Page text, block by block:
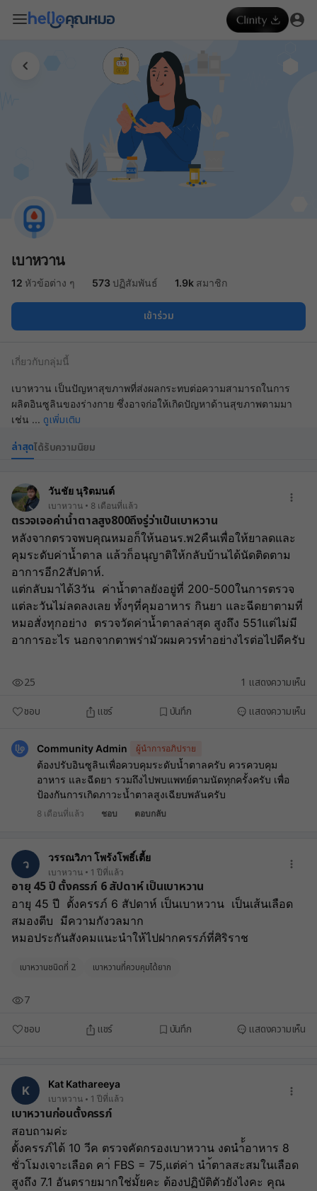
เบาหวาน
12 หัวข้อต่าง ๆ 573 ปฏิสัมพันธ์ 1.9k สมาชิก
เข้าร่วม
ล่าสุดได้รับความนิยม
วันชัย นุริตมนต์
เบาหวาน 8 เดือนที่แล้ว
ตรวจเจอค่าน้ำตาลสูง800ถึงรู่ว่าเป๋นเบาหวาน
หลังจากตรวจพบคุณหมอก็ให้นอนร.พ2คืนเพื่อให้ยาลดและ
คุมระดับค่าน้ำตาล แล้วก็อนุญาติให้กลับบ้านได้นัดติดตาม
อาการอีก2สัปดาห์.
แต่กลับมาได้3วัน  ค่าน้ำตาลยังอยู่ที่ 200-500ในการตรวจ
แต่ละวันไม่ลดลงเลย ทั้งๆที่คุมอาหาร กินยา และฉีดยาตามที่
หมอสั่งทุกอย่าง  ตรวจวัดค่าน้ำตาลล่าสุด สูงถึง 551แต่ไม่มี
อาการอะไร นอกจากตาพร่ามัวผมควรทำอย่างไรต่อไปดีครับ
ชอบ แชร์ บันทึก แสดงความเห็น
25 1 แสดงความเห็น
Community Admin ผู้นำการอภิปราย
ต้องปรับอินซูลินเพื่อควบคุมระดับน้ำตาลครับ ควรควบคุม
อาหาร และฉีดยา รวมถึงไปพบแพทย์ตามนัดทุกครั้งครับ เพื่อ
ป้องกันการเกิดภาวะน้ำตาลสูงเฉียบพลันครับ
8 เดือนที่แล้ว ชอบ ตอบกลับ
ว วรรณวิภา โพร้งโพธิ์เตี้ย
เบาหวาน 1 ปีที่แล้ว
อายุ 45 ปี ตั้งครรภ์ 6 สัปดาห์ เป็นเบาหวาน
อายุ 45 ปี  ตั้งครรภ์ 6 สัปดาห์ เป็นเบาหวาน  เป็นเส้นเลือด
สมองตีบ  มีความกังวลมาก
หมอประกันสังคมแนะนำให้ไปฝากครรภ์ที่ศิริราช
เบาหวานชนิดที่ 2 เบาหวานที่ควบคุมได้ยาก
ชอบ แชร์ บันทึก แสดงความเห็น
7
K Kat Kathareeya
เบาหวาน 1 ปีที่แล้ว
เบาหวานก่อนตั้งครรภ์
สอบถามค่ะ
ตั้งครรภ์ได้ 10 วีค ตรวจคัดกรองเบาหวาน งดนำ้้อาหาร 8
ชั่วโมงเจาะเลือด คา่ FBS = 75,แต่ค่า นำ้ตาลสะสมในเลือด
สูงถึง 7.1 อันตรายมากใช่มั้ยคะ ต้องปฏิบัติตัวยังไงคะ คุณ
เกี่ยวกับกลุ่มนี้
เบาหวาน เป็นปัญหาสุขภาพที่ส่งผลกระทบต่อความสามารถในการ
ผลิตอินซูลินของร่างกาย ซึ่งอาจก่อให้เกิดปัญหาด้านสุขภาพตามมา
เช่น ... ดูเพิ่มเติม